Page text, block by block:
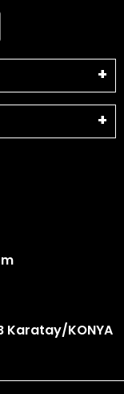
Karatay/KONYA